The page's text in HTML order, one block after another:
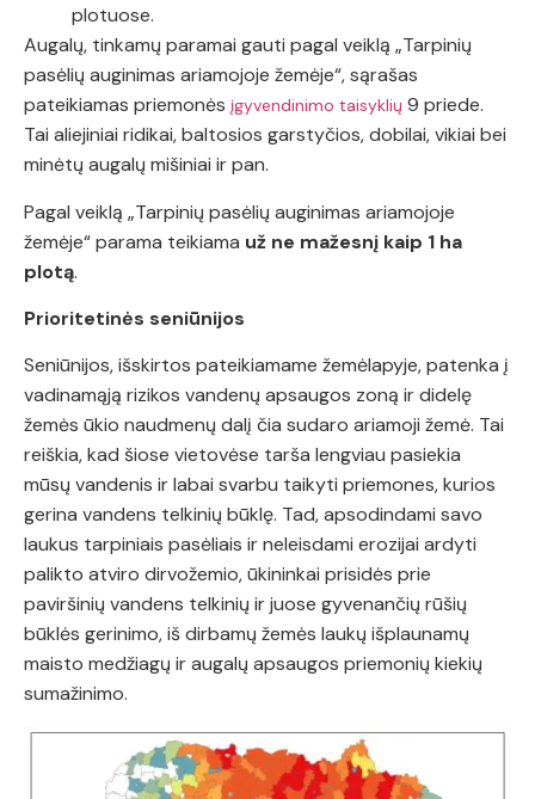
plotuose.
Augalų, tinkamų paramai gauti pagal veiklą „Tarpinių
pasėlių auginimas ariamojoje žemėje“, sąrašas
pateikiamas priemonės įgyvendinimo taisyklių 9 priede.
Tai aliejiniai ridikai, baltosios garstyčios, dobilai, vikiai bei
minėtų augalų mišiniai ir pan.
Pagal veiklą „Tarpinių pasėlių auginimas ariamojoje
žemėje“ parama teikiama už ne mažesnį kaip 1 ha
plotą.
Prioritetinės seniūnijos
Seniūnijos, išskirtos pateikiamame žemėlapyje, patenka į
vadinamąją rizikos vandenų apsaugos zoną ir didelę
žemės ūkio naudmenų dalį čia sudaro ariamoji žemė. Tai
reiškia, kad šiose vietovėse tarša lengviau pasiekia
mūsų vandenis ir labai svarbu taikyti priemones, kurios
gerina vandens telkinių būklę. Tad, apsodindami savo
laukus tarpiniais pasėliais ir neleisdami erozijai ardyti
palikto atviro dirvožemio, ūkininkai prisidės prie
paviršinių vandens telkinių ir juose gyvenančių rūšių
būklės gerinimo, iš dirbamų žemės laukų išplaunamų
maisto medžiagų ir augalų apsaugos priemonių kiekių
sumažinimo.